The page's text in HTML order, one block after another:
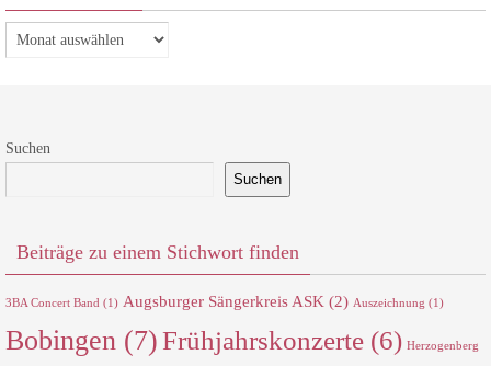
Beitragsarchiv
Suchen
Suchen
Beiträge zu einem Stichwort finden
3BA Concert Band (1) Augsburger Sängerkreis ASK (2) Auszeichnung (1)
Bobingen (7)Frühjahrskonzerte (6) Herzogenberg